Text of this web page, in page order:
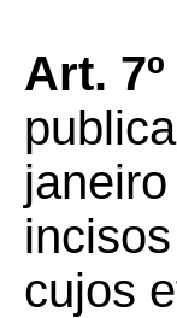
Art. 7º
cujos